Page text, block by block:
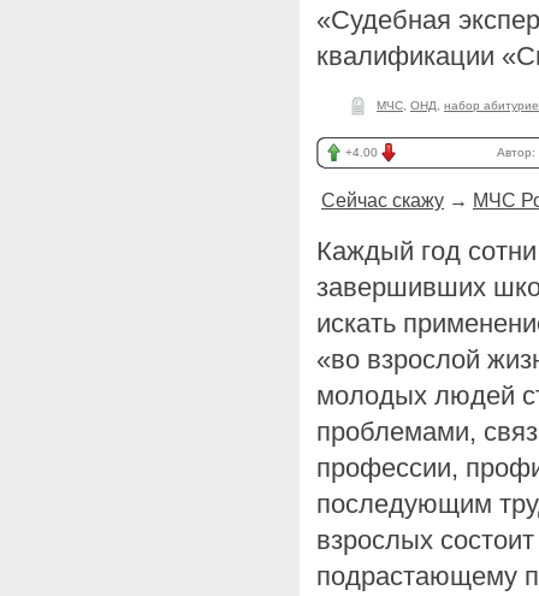
«Судебная
квалификации
МЧС ОНД набор
+4.00 Автор:
Сейчас скажу → МЧС
Каждый год
завершивших
искать
«во взрослой
молодых людей
проблемами,
профессии,
последующим
взрослых
подрастающему